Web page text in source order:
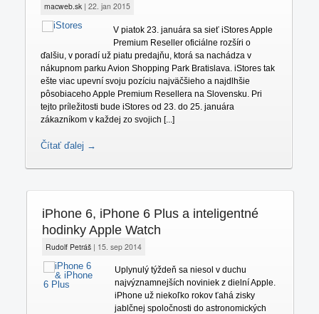
macweb.sk| 22. jan 2015
V piatok 23. januára sa sieť iStores Apple
Premium Reseller oficiálne rozšíri o
ďalšiu, v poradí už piatu predajňu, ktorá sa nachádza v
nákupnom parku Avion Shopping Park Bratislava. iStores tak
ešte viac upevní svoju pozíciu najväčšieho a najdlhšie
pôsobiaceho Apple Premium Resellera na Slovensku. Pri
tejto príležitosti bude iStores od 23. do 25. januára
zákazníkom v každej zo svojich [...]
Čítať ďalej →
iPhone 6, iPhone 6 Plus a inteligentné
hodinky Apple Watch
Rudolf Petráš| 15. sep 2014
Uplynulý týždeň sa niesol v duchu
najvýznamnejších noviniek z dielní Apple.
iPhone už niekoľko rokov ťahá zisky
jablčnej spoločnosti do astronomických